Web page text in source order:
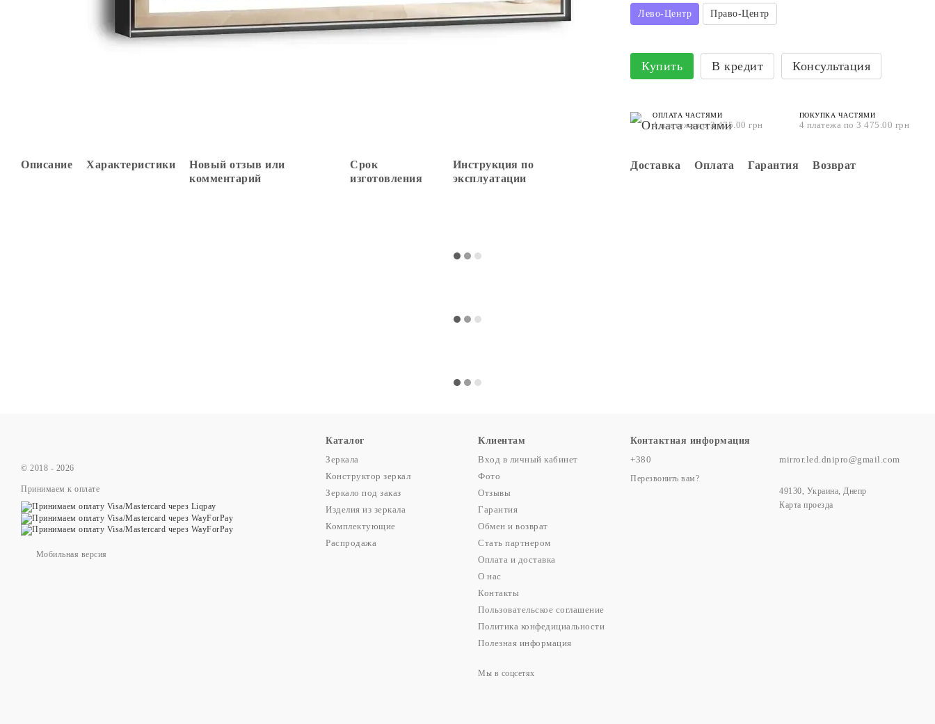
Описание Характеристики
Новый отзыв или
комментарий
Срок
изготовления
Инструкция по
эксплуатации
Лево-Центр Право-Центр
Купить В кредит Консультация
ОПЛАТА ЧАСТЯМИ
4 платежа по 3 475.00 грн
ПОКУПКА ЧАСТЯМИ
4 платежа по 3 475.00 грн
Доставка Оплата Гарантия Возврат
© 2018 - 2026
Принимаем к оплате
Мобильная версия
Каталог
Зеркала
Конструктор зеркал
Зеркало под заказ
Изделия из зеркала
Комплектующие
Распродажа
Клиентам
Вход в личный кабинет
Фото
Отзывы
Гарантия
Обмен и возврат
Стать партнером
Оплата и доставка
О нас
Контакты
Пользовательское соглашение
Политика конфедициальности
Полезная информация
Мы в соцсетях
Контактная информация
+380
Перезвонить вам?
mirror.led.dnipro@gmail.com
49130, Украина, Днепр
Карта проезда